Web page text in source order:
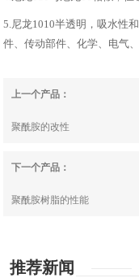
5.尼龙1010半透明，吸水性
件、传动部件、化学、电气、
上一个产品：
聚酰胺的改性
下一个产品：
聚酰胺树脂的性能
推荐新闻